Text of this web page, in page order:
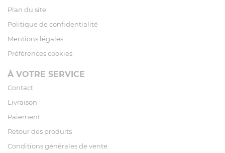
Plan du site
Politique de confidentialité
Mentions légales
Préférences cookies
À VOTRE SERVICE
Contact
Livraison
Paiement
Retour des produits
Conditions générales de vente